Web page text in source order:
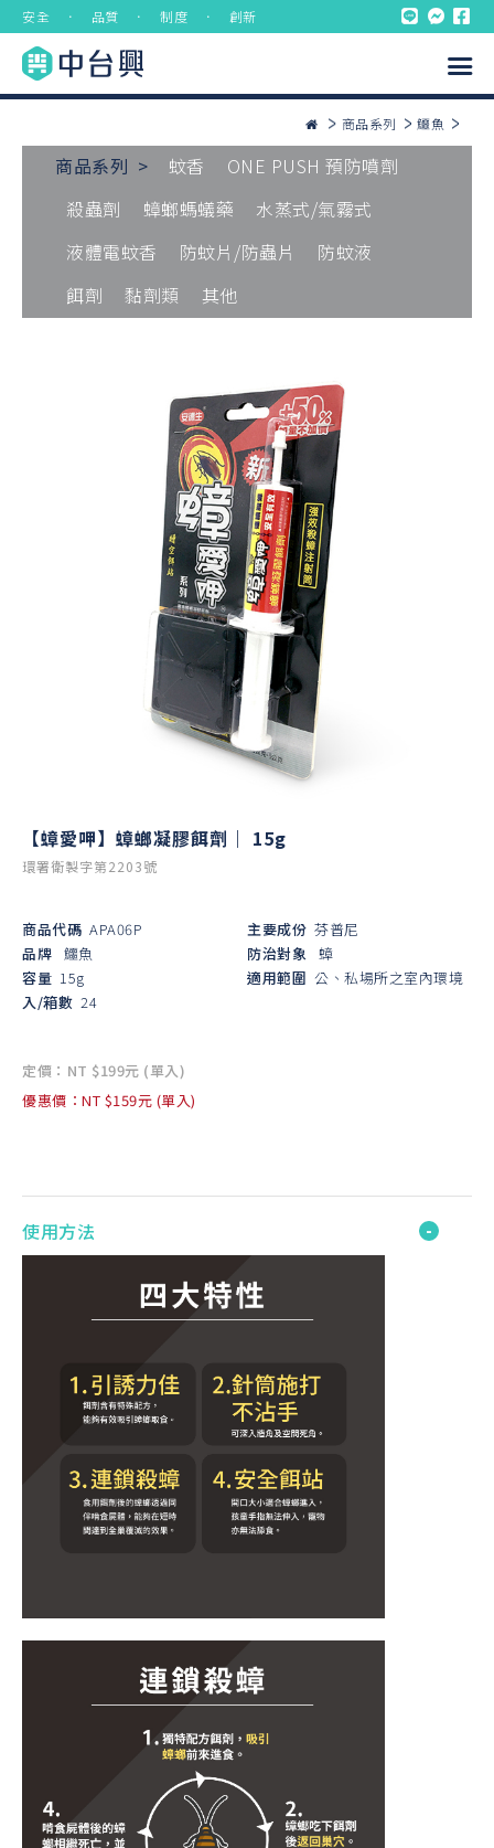
安全 ． 品質 ． 制度 ． 創新
商品系列 鱷魚
商品系列 > 蚊香
ONE PUSH 預防噴劑
殺蟲劑
蟑螂螞蟻藥
水蒸式/氣霧式
液體電蚊香
防蚊片/防蟲片
防蚊液
餌劑
黏劑類 其他
【蟑愛呷】蟑螂凝膠餌劑｜ 15g
環署衛製字第2203號
商品代碼 APA06P
品牌 鱷魚
容量 15g
入/箱數 24
主要成份 芬普尼
防治對象 蟑
適用範圍 公、私場所之室內環境
定價：NT $199元 (單入)
優惠價：NT $159元 (單入)
使用方法